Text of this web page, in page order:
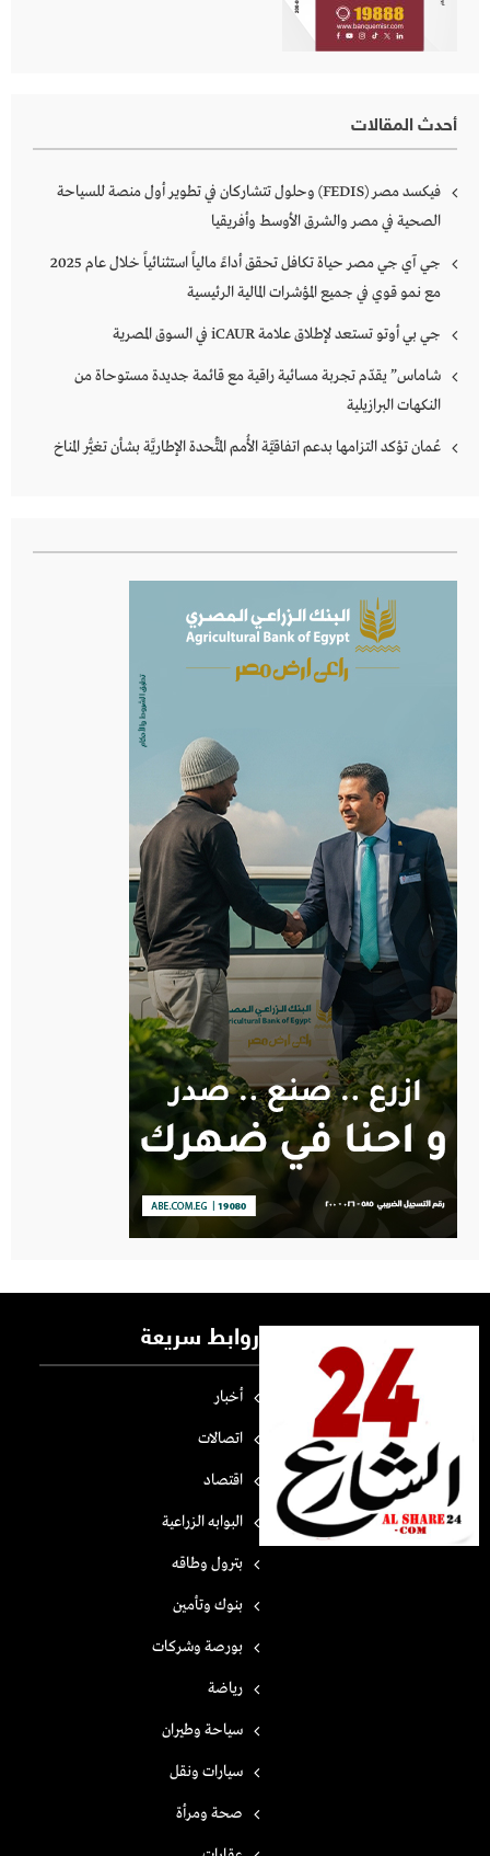
أحدث المقالات
فيكسد مصر (FEDIS) وحلول تتشاركان في تطوير أول منصة للسياحة
الصحية في مصر والشرق الأوسط وأفريقيا
جي آي جي مصر حياة تكافل تحقق أداءً مالياً استثنائياً خلال عام 2025
مع نمو قوي في جميع المؤشرات المالية الرئيسية
جي بي أوتو تستعد لإطلاق علامة iCAUR في السوق المصرية
شاماس” يقدّم تجربة مسائية راقية مع قائمة جديدة مستوحاة من
النكهات البرازيلية
عُمان تؤكد التزامها بدعم اتفاقيَّة الأُمم المُتَّحدة الإطاريَّة بشأن تغيُّر المناخ
روابط سريعة
أخبار
اتصالات
اقتصاد
البوابه الزراعية
بترول وطاقه
بنوك وتأمين
بورصة وشركات
رياضة
سياحة وطيران
سيارات ونقل
صحة ومرأة